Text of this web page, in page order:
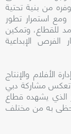
من بنية تحتية
استمرار تطور
للقطاع، وتمكين
الفرص الإبداعية
الأفلام والإنتاج
تعكس مشاركة دبي
الذي يشهده قطاع
تحظى به من مختلف